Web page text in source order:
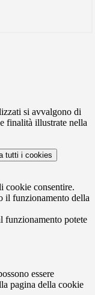
si avvalgono di
finalità illustrate nella
tutti i cookies
cookie consentire.
il funzionamento della
funzionamento potete
essere
pagina della cookie